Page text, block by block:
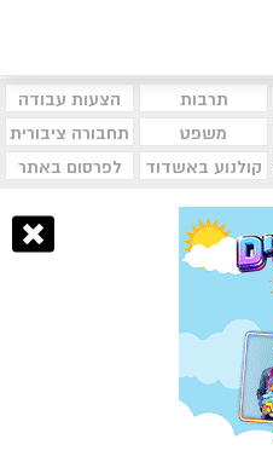
תרבות
הצעות עבודה
משפט
תחבורה ציבורית
קולנוע באשדוד לפרסום באתר